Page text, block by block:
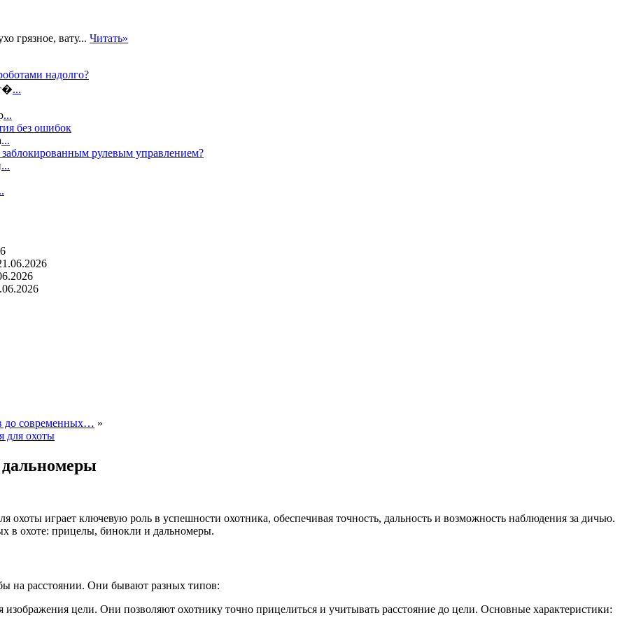
грязное, вату... Читать»
надолго?
...
...
без ошибок
...
рулевым управлением?
...
до современных… »
для охоты
охоты играет ключевую роль в успешности охотника, обеспечивая точность, дальность и возможность наблюдения за дичью.
в охоте: прицелы, бинокли и дальномеры.
на расстоянии. Они бывают разных типов:
цели. Они позволяют охотнику точно прицелиться и учитывать расстояние до цели. Основные характеристики: